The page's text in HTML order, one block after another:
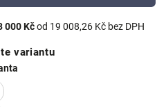
000 Kčod 19 008,26 Kč bez DPH
variantu